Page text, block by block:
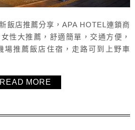
飯店推薦分享，APA HOTEL連鎖商
性大推薦，舒適簡單，交通方便，
場推薦飯店住宿，走路可到上野車
READ MORE